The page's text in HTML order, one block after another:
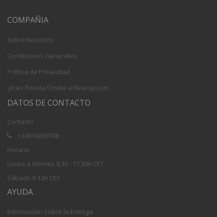
COMPAÑIA
Sobre Nosotros
Condiciones Generales
Política de Privacidad
¿Eres florista?Únete a Fleurop.com
DATOS DE CONTACTO
Contacto
+34910059708
Horario:
Lunes a Viernes 8,30 - 17,30h CET
Sábado 9-12h CET
AYUDA
Información Sobre la Entrega